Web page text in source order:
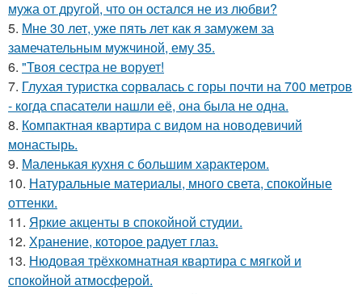
мужа от другой, что он остался не из любви?
5. Мне 30 лет, уже пять лет как я замужем за
замечательным мужчиной, ему 35.
6. "Твоя сестра не ворует!
7. Глухая туристка сорвалась с горы почти на 700 метров
- когда спасатели нашли её, она была не одна.
8. Компактная квартира с видом на новодевичий
монастырь.
9. Маленькая кухня с большим характером.
10. Натуральные материалы, много света, спокойные
оттенки.
11. Яркие акценты в спокойной студии.
12. Хранение, которое радует глаз.
13. Нюдовая трёхкомнатная квартира с мягкой и
спокойной атмосферой.